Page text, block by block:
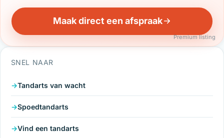
Maak direct een afspraak
Premium listing
SNEL NAAR
Tandarts van wacht
Spoedtandarts
Vind een tandarts